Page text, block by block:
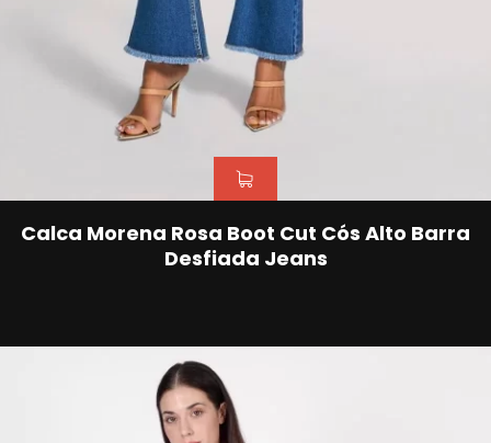
Calca Morena Rosa Boot Cut Cós Alto Barra
Desfiada Jeans